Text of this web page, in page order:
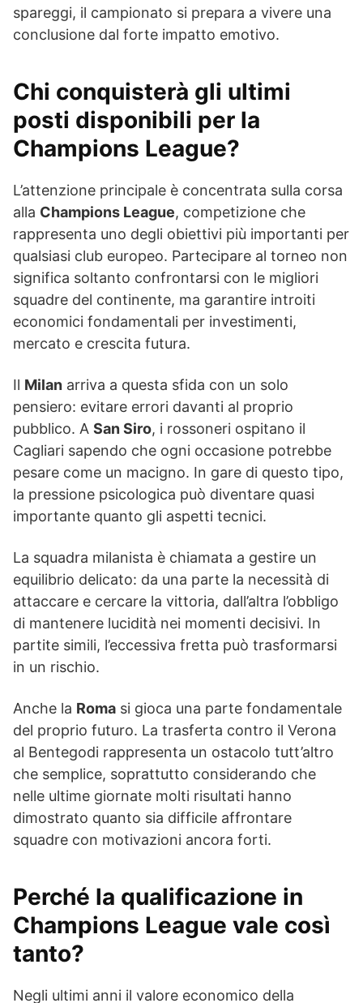
spareggi, il campionato si prepara a vivere una
conclusione dal forte impatto emotivo.
Chi conquisterà gli ultimi
posti disponibili per la
Champions League?
L’attenzione principale è concentrata sulla corsa
alla Champions League, competizione che
rappresenta uno degli obiettivi più importanti per
qualsiasi club europeo. Partecipare al torneo non
significa soltanto confrontarsi con le migliori
squadre del continente, ma garantire introiti
economici fondamentali per investimenti,
mercato e crescita futura.
Il Milan arriva a questa sfida con un solo
pensiero: evitare errori davanti al proprio
pubblico. A San Siro, i rossoneri ospitano il
Cagliari sapendo che ogni occasione potrebbe
pesare come un macigno. In gare di questo tipo,
la pressione psicologica può diventare quasi
importante quanto gli aspetti tecnici.
La squadra milanista è chiamata a gestire un
equilibrio delicato: da una parte la necessità di
attaccare e cercare la vittoria, dall’altra l’obbligo
di mantenere lucidità nei momenti decisivi. In
partite simili, l’eccessiva fretta può trasformarsi
in un rischio.
Anche la Roma si gioca una parte fondamentale
del proprio futuro. La trasferta contro il Verona
al Bentegodi rappresenta un ostacolo tutt’altro
che semplice, soprattutto considerando che
nelle ultime giornate molti risultati hanno
dimostrato quanto sia difficile affrontare
squadre con motivazioni ancora forti.
Perché la qualificazione in
Champions League vale così
tanto?
Negli ultimi anni il valore economico della